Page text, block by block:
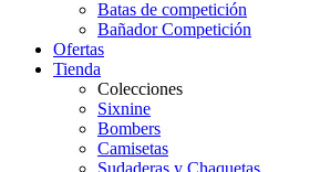
Batas de competición
Bañador Competición
Ofertas
Tienda
Colecciones
Sixnine
Bombers
Camisetas
Sudaderas y Chaquetas